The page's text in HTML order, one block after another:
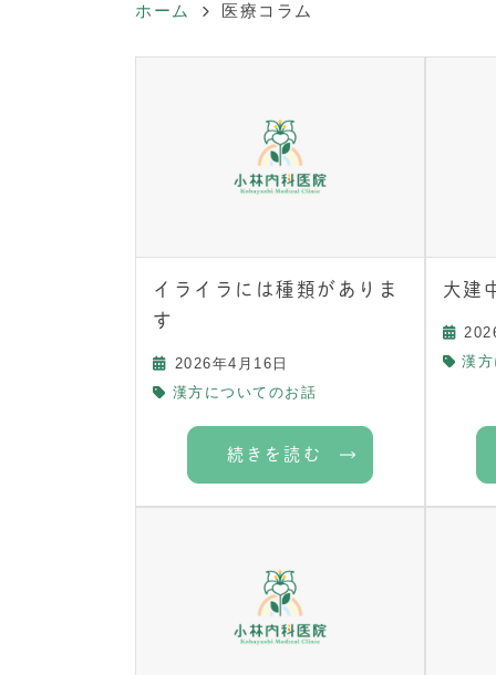
ホーム 医療コラム
イライラには種類がありま
す
2026年4月16日
漢方についてのお話
続きを読む
大建
漢